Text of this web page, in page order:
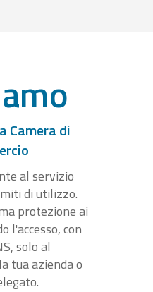
Camera di
al servizio
di utilizzo.
protezione ai
l'accesso, con
solo al
tua azienda o